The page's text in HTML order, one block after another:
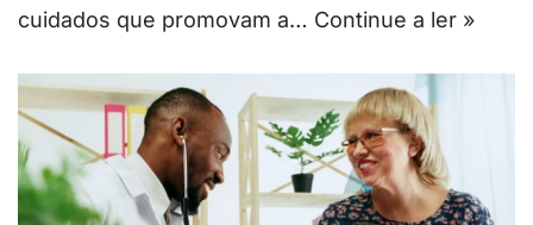
cuidados que promovam a… Continue a ler »